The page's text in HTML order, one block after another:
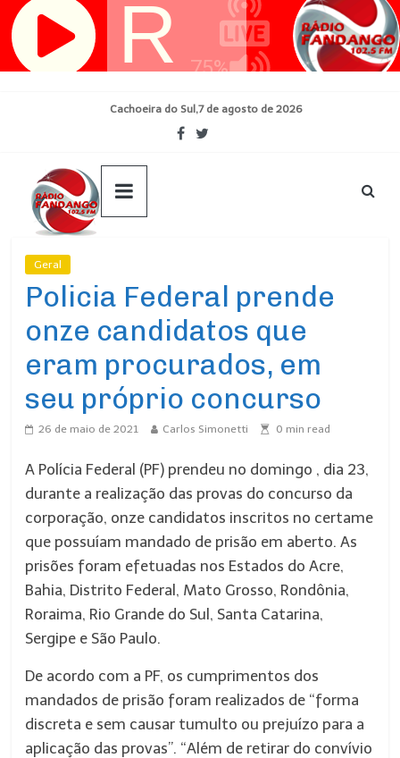
Pular
para
Cachoeira do Sul,7 de agosto de 2026
Geral
Policia Federal prende
onze candidatos que
eram procurados, em
seu próprio concurso
26 de maio de 2021 Carlos Simonetti 0 min read
A Polícia Federal (PF) prendeu no domingo , dia 23,
durante a realização das provas do concurso da
corporação, onze candidatos inscritos no certame
que possuíam mandado de prisão em aberto. As
prisões foram efetuadas nos Estados do Acre,
Bahia, Distrito Federal, Mato Grosso, Rondônia,
Roraima, Rio Grande do Sul, Santa Catarina,
Sergipe e São Paulo.
De acordo com a PF, os cumprimentos dos
mandados de prisão foram realizados de “forma
discreta e sem causar tumulto ou prejuízo para a
aplicação das provas”. “Além de retirar do convívio